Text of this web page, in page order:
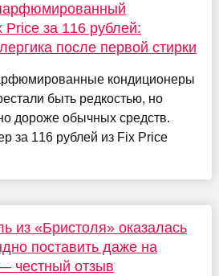
Price за 116 рублей:
после первой стирки
кондиционеры
быть редкостью, но
дороже обычных средств.
за 116 рублей из Fix Price
из «Бристоля» оказалась
поставить даже на
честный отзыв